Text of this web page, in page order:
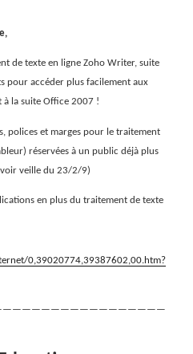
de texte en ligne Zoho Writer, suite
pour accéder plus facilement aux
à la suite Office 2007 !
polices et marges pour le traitement
réservées à un public déjà plus
veille du 23/2/9)
en plus du traitement de texte
0,39020774,39387602,00.htm?